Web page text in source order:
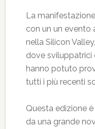
La
con un un evento
nella Silicon Valley,
dove sviluppatrici
hanno potuto
tutti i più recenti
Questa edizione
da una grande